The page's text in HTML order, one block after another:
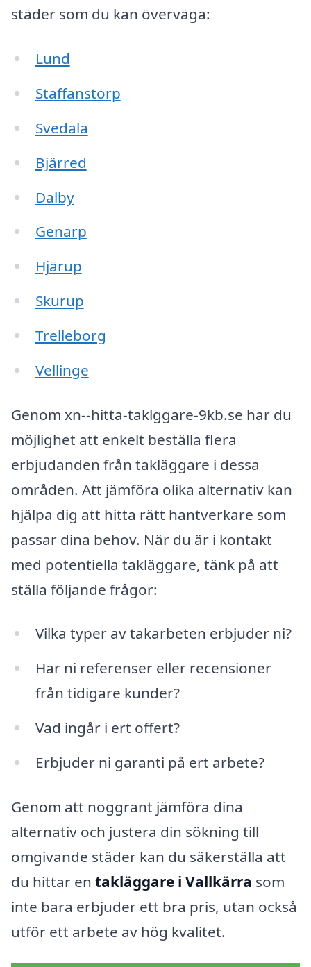
städer som du kan överväga:
Lund
Staffanstorp
Svedala
Bjärred
Dalby
Genarp
Hjärup
Skurup
Trelleborg
Vellinge
Genom xn--hitta-taklggare-9kb.se har du
möjlighet att enkelt beställa flera
erbjudanden från takläggare i dessa
områden. Att jämföra olika alternativ kan
hjälpa dig att hitta rätt hantverkare som
passar dina behov. När du är i kontakt
med potentiella takläggare, tänk på att
ställa följande frågor:
Vilka typer av takarbeten erbjuder ni?
Har ni referenser eller recensioner
från tidigare kunder?
Vad ingår i ert offert?
Erbjuder ni garanti på ert arbete?
Genom att noggrant jämföra dina
alternativ och justera din sökning till
omgivande städer kan du säkerställa att
du hittar en takläggare i Vallkärra som
inte bara erbjuder ett bra pris, utan också
utför ett arbete av hög kvalitet.